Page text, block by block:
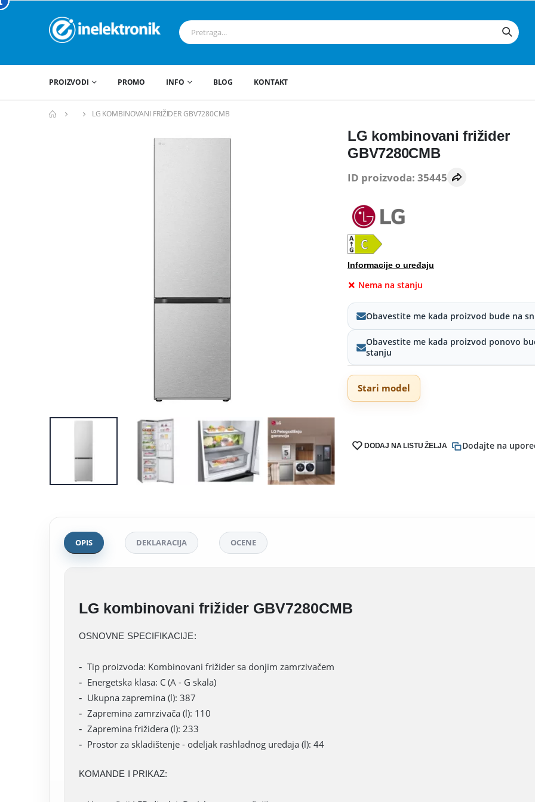
PROIZVODI PROMO INFO BLOG KONTAKT
LG KOMBINOVANI FRIŽIDER GBV7280CMB
LG kombinovani frižider
GBV7280CMB
ID proizvoda: 35445
Informacije o uređaju
Nema na stanju
Obavestite me kada proizvod bude na
Obavestite me kada proizvod ponovo
stanju
Stari model
DODAJ NA LISTU ŽELJA Dodajte na
OPIS DEKLARACIJA OCENE
LG kombinovani frižider GBV7280CMB
OSNOVNE SPECIFIKACIJE:
Tip proizvoda: Kombinovani frižider sa donjim zamrzivačem
Energetska klasa: C (A - G skala)
Ukupna zapremina (l): 387
Zapremina zamrzivača (l): 110
Zapremina frižidera (l): 233
Prostor za skladištenje - odeljak rashladnog uređaja (l): 44
KOMANDE I PRIKAZ: